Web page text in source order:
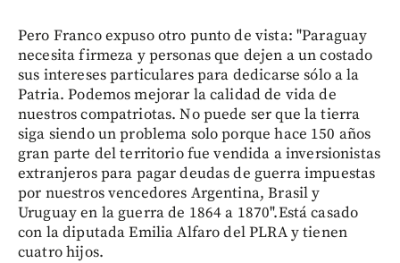
Pero Franco expuso otro punto de vista: "Paraguay
necesita firmeza y personas que dejen a un costado
sus intereses particulares para dedicarse sólo a la
Patria. Podemos mejorar la calidad de vida de
nuestros compatriotas. No puede ser que la tierra
siga siendo un problema solo porque hace 150 años
gran parte del territorio fue vendida a inversionistas
extranjeros para pagar deudas de guerra impuestas
por nuestros vencedores Argentina, Brasil y
Uruguay en la guerra de 1864 a 1870".Está casado
con la diputada Emilia Alfaro del PLRA y tienen
cuatro hijos.